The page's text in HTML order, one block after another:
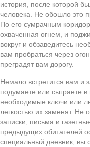
история, после которой
человека. Не обошло это
По его сумрачным
охваченная огнем, и
вокруг и обзаведитесь
вам пробраться через
преградят вам дорогу.
Немало встретится вам и
подумаете или сыграете
необходимые ключи или
легкостью их заменят. Не
записки, письма и
предыдущих обитателей
специальный дневник, вы